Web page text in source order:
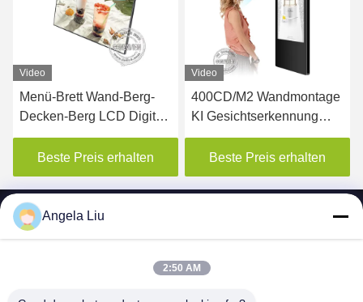
Video
Menü-Brett Wand-Berg-
Decken-Berg LCD Digital
für Restaurant
Beste Preis erhalten
Video
400CD/M2 Wandmontage
KI Gesichtserkennung
LCD Werbeanzeige
Aufzug Digital Signage
Display
Beste Preis erhalten
Angela Liu
2:50 AM